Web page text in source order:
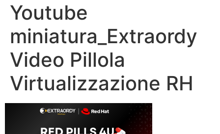
Youtube
miniatura_Extraordy
Video Pillola
Virtualizzazione RH